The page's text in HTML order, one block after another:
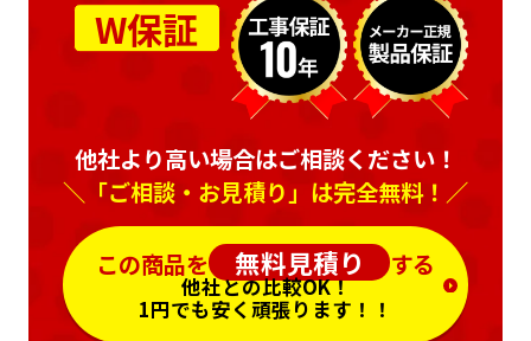
W保証
他社より高い場合はご相談ください！
＼「ご相談・お見積り」は完全無料！／
この商品を 無料見積り する
他社との比較OK！
1円でも安く頑張ります！！